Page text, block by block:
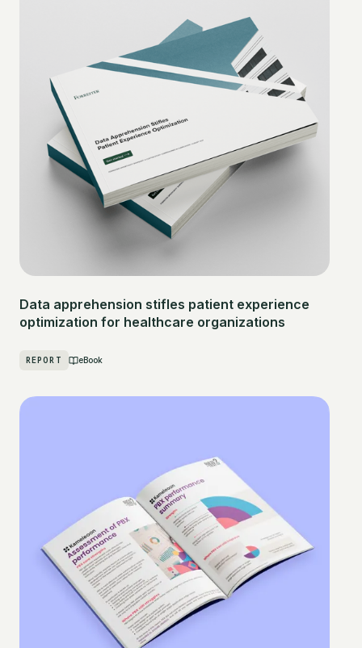
Data apprehension stifles patient experience
optimization for healthcare organizations
REPORT eBook